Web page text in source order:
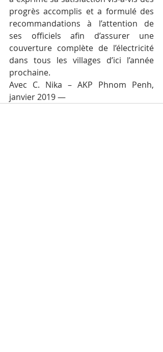
progrès accomplis et a formulé des
recommandations à l’attention de
ses officiels afin d’assurer une
couverture complète de l’électricité
dans tous les villages d’ici l’année
prochaine.
Avec C. Nika – AKP Phnom Penh,
janvier 2019 —